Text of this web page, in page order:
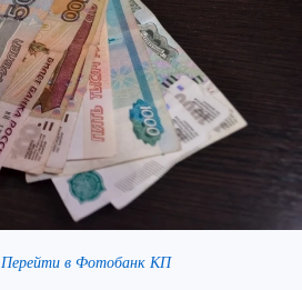
Перейти в Фотобанк КП